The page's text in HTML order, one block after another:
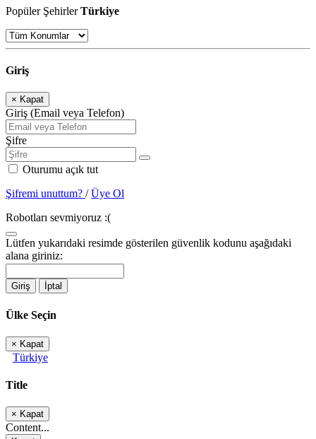
Popüler ŞehirlerTürkiye
Giriş
× Kapat
Giriş (Email veya Telefon)
Şifre
Oturumu açık tut
Şifremi unuttum? /Üye Ol
Robotları sevmiyoruz :(
Lütfen yukarıdaki resimde gösterilen güvenlik kodunu aşağıdaki
alana giriniz:
Giriş İptal
Ülke Seçin
× Kapat
Türkiye
Title
× Kapat
Content...